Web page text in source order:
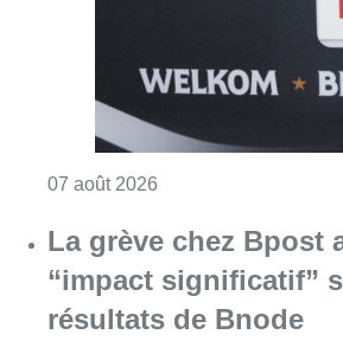
07 août 2026
La grève chez Bpost
“impact significatif”
résultats de Bnode